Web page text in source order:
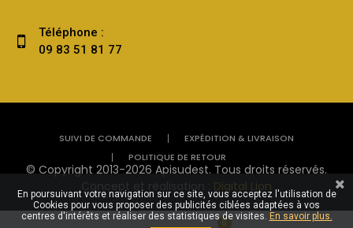
0
Téléphone :
09 83 51 81 77
SUIVI DE COMMANDE
EXPÉDITION & LIVRAISON
POLITIQUE DE RETOUR
© Copyright 2013-2026 Apisudest. Tous droits réservés.
Concept et réalisation : Digital Lion
En poursuivant votre navigation sur ce site, vous acceptez l'utilisation de
Cookies pour vous proposer des publicités ciblées adaptées à vos
centres d'intérêts et réaliser des statistiques de visites. En savoir plus.